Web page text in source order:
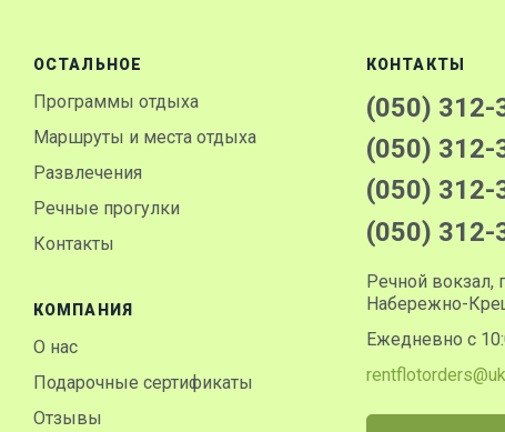
ОСТАЛЬНОЕ
Программы отдыха
Маршруты и места отдыха
Развлечения
Речные прогулки
Контакты
КОМПАНИЯ
О нас
Подарочные сертификаты
Отзывы
КОНТАКТЫ
(050) 312-
(050) 312-
(050) 312-
(050) 312-
Речной вокзал,
Набережно-
Ежедневно с